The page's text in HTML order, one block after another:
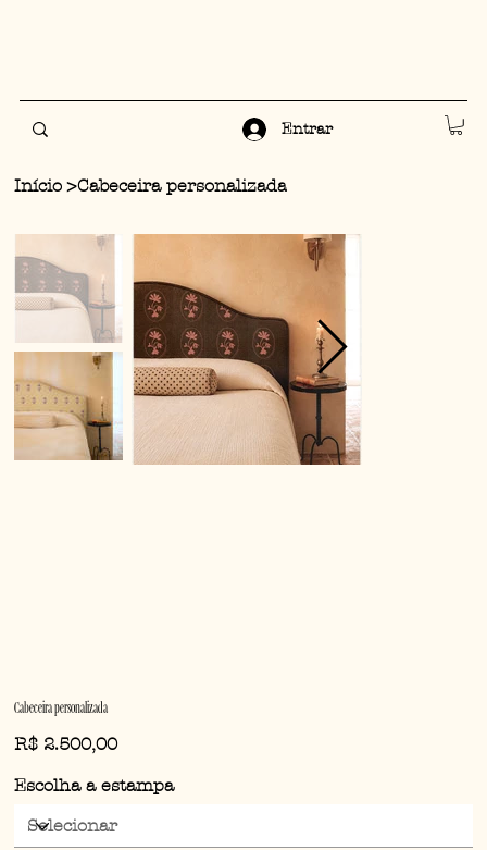
Entrar
Início >Cabeceira personalizada
Cabeceira personalizada
Preço
R$ 2.500,00
Escolha a estampa